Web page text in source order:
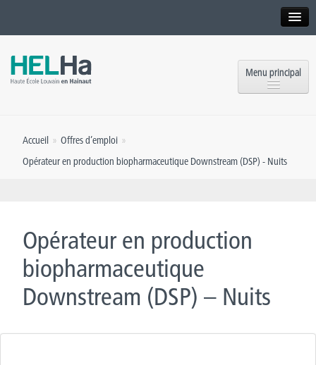
Formation continue et Recherche
Menu principal
Rencontrez-nous
Inscriptions
Accueil » Offres d’emploi »
Opérateur en production biopharmaceutique Downstream (DSP) - Nuits
Opérateur en production
biopharmaceutique
Downstream (DSP) – Nuits